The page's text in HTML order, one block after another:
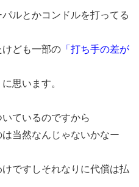
ルとかコンドルを打ってる
ども一部の 「打ち手の差が
思います。
ているのですから
当然なんじゃないかなー
ですしそれなりに代償は払